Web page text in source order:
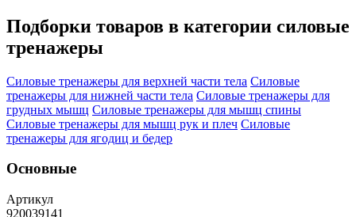
Подборки товаров в категории силовые
тренажеры
Силовые тренажеры для верхней части тела Силовые
тренажеры для нижней части тела Силовые тренажеры для
грудных мышц Силовые тренажеры для мышц спины
Силовые тренажеры для мышц рук и плеч Силовые
тренажеры для ягодиц и бедер
Основные
Артикул
920039141